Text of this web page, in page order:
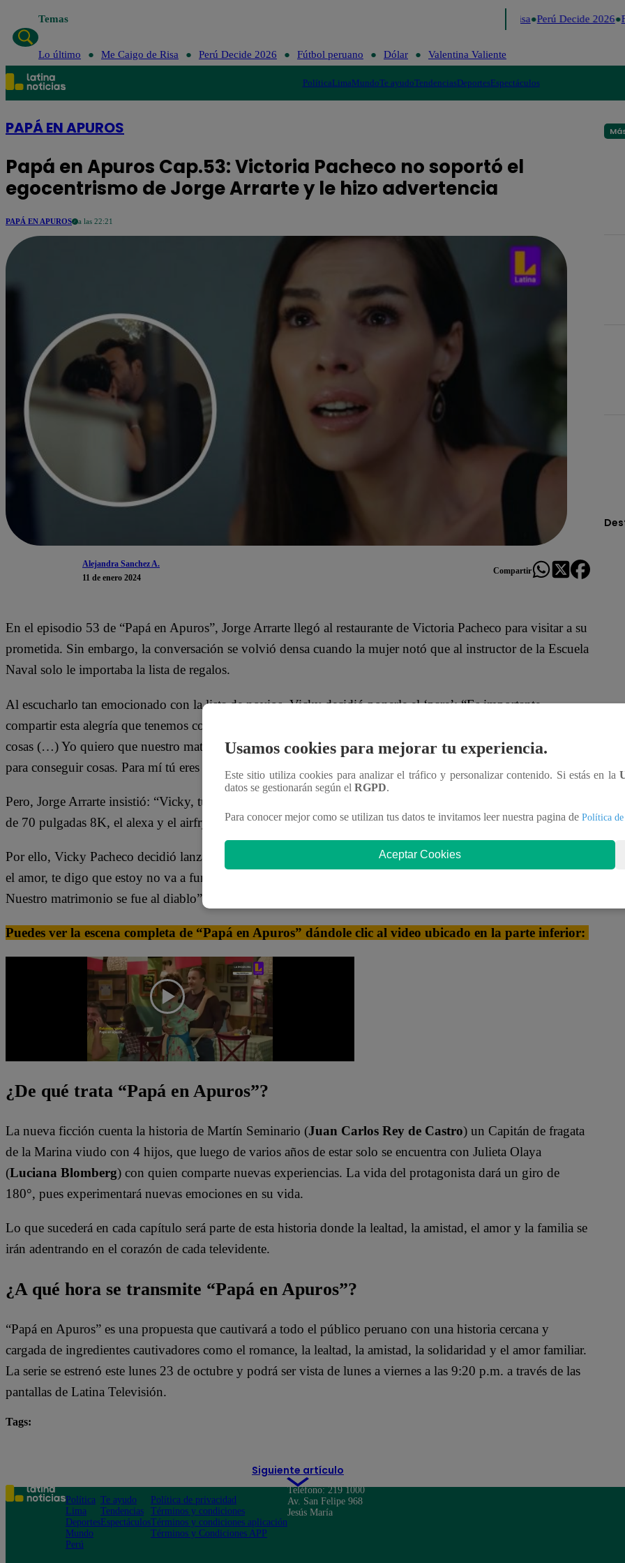
Temas Me Caigo de Risa Perú Decide 2026
Lo último Me Caigo de Risa Perú Decide 2026 Fútbol peruano Dólar Valentina Valiente
PolíticaLimaMundoTe ayudoTendenciasDeportesEspectáculos
PAPÁ EN APUROS
Papá en Apuros Cap.53: Victoria Pacheco no soportó el
egocentrismo de Jorge Arrarte y le hizo advertencia
PAPÁ EN APUROS a las 22:21
Alejandra Sanchez A.
11 de enero 2024
Compartir
En el episodio 53 de “Papá en Apuros”, Jorge Arrarte llegó al restaurante de Victoria Pacheco para visitar a su
prometida. Sin embargo, la conversación se volvió densa cuando la mujer notó que al instructor de la Escuela
Naval solo le importaba la lista de regalos.
Al escucharlo tan emocionado con la lista de novios, Vicky decidió ponerle el ‘pare’: “Es importante
compartir esta alegría que tenemos con la gente que queremos. No hay que desperdiciar la vida con estas
cosas (…) Yo quiero que nuestro matrimonio sea una fiesta, una celebración; no una situación oportunista
para conseguir cosas. Para mí tú eres lo más importante, el resto me da igual”.
Pero, Jorge Arrarte insistió: “Vicky, tú eres lo que más quiero. Pero, ¿sabes qué quiero también? La televisión
de 70 pulgadas 8K, el alexa y el airfryer los pedí pensando en ti”.
Por ello, Vicky Pacheco decidió lanzarle esta advertencia: “Escúchame, si vamos a mezclar los negocios con
el amor, te digo que estoy no va a funcionar. Desde que empezaste con las listas, este asunto se fue al diablo.
Nuestro matrimonio se fue al diablo”.
Puedes ver la escena completa de “Papá en Apuros” dándole clic al video ubicado en la parte inferior:
¿De qué trata “Papá en Apuros”?
La nueva ficción cuenta la historia de Martín Seminario (Juan Carlos Rey de Castro) un Capitán de fragata
de la Marina viudo con 4 hijos, que luego de varios años de estar solo se encuentra con Julieta Olaya
(Luciana Blomberg) con quien comparte nuevas experiencias. La vida del protagonista dará un giro de
180°, pues experimentará nuevas emociones en su vida.
Lo que sucederá en cada capítulo será parte de esta historia donde la lealtad, la amistad, el amor y la familia se
irán adentrando en el corazón de cada televidente.
¿A qué hora se transmite “Papá en Apuros”?
“Papá en Apuros” es una propuesta que cautivará a todo el público peruano con una historia cercana y
cargada de ingredientes cautivadores como el romance, la lealtad, la amistad, la solidaridad y el amor familiar.
La serie se estrenó este lunes 23 de octubre y podrá ser vista de lunes a viernes a las 9:20 p.m. a través de las
pantallas de Latina Televisión.
Tags:
Siguiente artículo
Usamos cookies para mejorar tu experiencia.
Este sitio utiliza cookies para analizar el tráfico y personalizar contenido. Si estás en la
datos se gestionarán según el RGPD.
Para conocer mejor como se utilizan tus datos te invitamos leer nuestra pagina de Política
Aceptar Cookies
Política
Lima
Deportes
Mundo
Perú
Te ayudo
Tendencias
Espectáculos
Política de privacidad
Términos y condiciones
Términos y condiciones aplicación
Términos y Condiciones APP
Teléfono: 219 1000
Av. San Felipe 968
Jesús María